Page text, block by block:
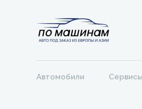
Автомобили Сервисы